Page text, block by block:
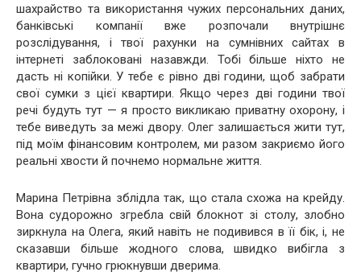
шахрайство та використання чужих персональних даних,
банківські компанії вже розпочали внутрішнє
розслідування, і твої рахунки на сумнівних сайтах в
інтернеті заблоковані назавжди. Тобі більше ніхто не
дасть ні копійки. У тебе є рівно дві години, щоб забрати
свої сумки з цієї квартири. Якщо через дві години твої
речі будуть тут — я просто викликаю приватну охорону, і
тебе виведуть за межі двору. Олег залишається жити тут,
під моїм фінансовим контролем, ми разом закриємо його
реальні хвости й почнемо нормальне життя.
Марина Петрівна зблідла так, що стала схожа на крейду.
Вона судорожно згребла свій блокнот зі столу, злобно
зиркнула на Олега, який навіть не подивився в її бік, і, не
сказавши більше жодного слова, швидко вибігла з
квартири, гучно грюкнувши дверима.